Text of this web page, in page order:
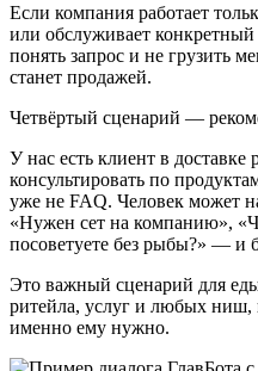
Если компания работает
или обслуживает
понять запрос и не грузить
станет продажей.
Четвёртый сценарий —
У нас есть клиент в
консультировать по
уже не FAQ. Человек может
«Нужен сет на компанию»,
посоветуете без рыбы?» — и
Это важный сценарий для
ритейла, услуг и любых ниш,
именно ему нужно.